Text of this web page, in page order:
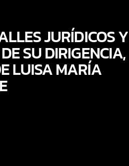
JURÍDICOS Y
SU DIRIGENCIA,
LUISA MARÍA